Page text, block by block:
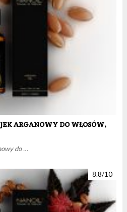
ARGANOWY DO WŁOSÓW,
do …
8.8/10